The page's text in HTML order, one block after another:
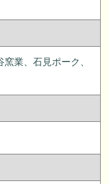
業、石見ポーク、